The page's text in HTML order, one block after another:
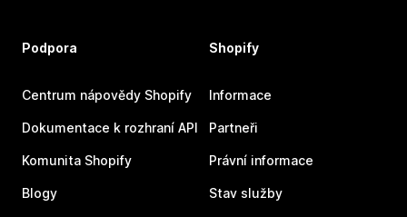
Podpora
Centrum nápovědy Shopify
Dokumentace k rozhraní API
Komunita Shopify
Blogy
Shopify
Informace
Partneři
Právní informace
Stav služby